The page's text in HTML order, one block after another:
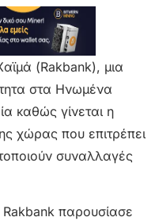
(Rakbank), μια
στα Ηνωμένα
καθώς γίνεται η
χώρας που επιτρέπει
συναλλαγές
Rakbank παρουσίασε